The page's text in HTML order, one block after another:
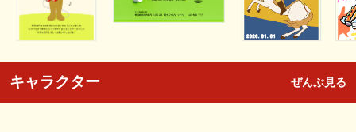
キャラクター ぜんぶ見る